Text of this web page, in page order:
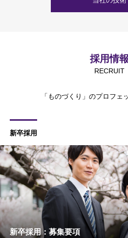
採用情報
RECRUIT
「ものづくり」のプロフェ
新卒採用
新卒採用：募集要項